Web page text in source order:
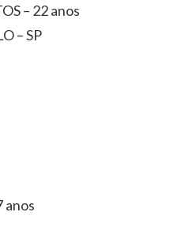
– 22 anos
– SP
anos